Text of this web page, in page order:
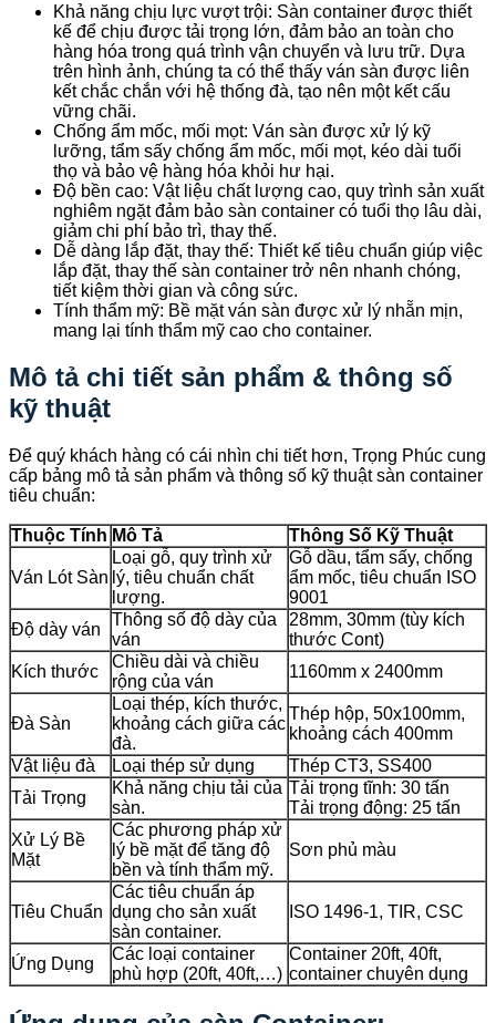
Khả năng chịu lực vượt trội: Sàn container được thiết
kế để chịu được tải trọng lớn, đảm bảo an toàn cho
hàng hóa trong quá trình vận chuyển và lưu trữ. Dựa
trên hình ảnh, chúng ta có thể thấy ván sàn được liên
kết chắc chắn với hệ thống đà, tạo nên một kết cấu
vững chãi.
Chống ẩm mốc, mối mọt: Ván sàn được xử lý kỹ
lưỡng, tẩm sấy chống ẩm mốc, mối mọt, kéo dài tuổi
thọ và bảo vệ hàng hóa khỏi hư hại.
Độ bền cao: Vật liệu chất lượng cao, quy trình sản xuất
nghiêm ngặt đảm bảo sàn container có tuổi thọ lâu dài,
giảm chi phí bảo trì, thay thế.
Dễ dàng lắp đặt, thay thế: Thiết kế tiêu chuẩn giúp việc
lắp đặt, thay thế sàn container trở nên nhanh chóng,
tiết kiệm thời gian và công sức.
Tính thẩm mỹ: Bề mặt ván sàn được xử lý nhẵn mịn,
mang lại tính thẩm mỹ cao cho container.
Mô tả chi tiết sản phẩm & thông số
kỹ thuật
Để quý khách hàng có cái nhìn chi tiết hơn, Trọng Phúc cung
cấp bảng mô tả sản phẩm và thông số kỹ thuật sàn container
tiêu chuẩn:
Thuộc Tính Mô Tả Thông Số Kỹ Thuật
Ván Lót Sàn
Loại gỗ, quy trình xử
lý, tiêu chuẩn chất
lượng.
Gỗ dầu, tẩm sấy, chống
ẩm mốc, tiêu chuẩn ISO
9001
Độ dày ván
Thông số độ dày của
ván
28mm, 30mm (tùy kích
thước Cont)
Kích thước
Chiều dài và chiều
rộng của ván
1160mm x 2400mm
Đà Sàn
Loại thép, kích thước,
khoảng cách giữa các
đà.
Thép hộp, 50x100mm,
khoảng cách 400mm
Vật liệu đà
Loại thép sử dụng
Thép CT3, SS400
Tải Trọng
Khả năng chịu tải của
sàn.
Tải trọng tĩnh: 30 tấn
Tải trọng động: 25 tấn
Xử Lý Bề
Mặt
Các phương pháp xử
lý bề mặt để tăng độ
bền và tính thẩm mỹ.
Sơn phủ màu
Tiêu Chuẩn
Các tiêu chuẩn áp
dụng cho sản xuất
sàn container.
ISO 1496-1, TIR, CSC
Ứng Dụng
Các loại container
phù hợp (20ft, 40ft,…)
Container 20ft, 40ft,
container chuyên dụng